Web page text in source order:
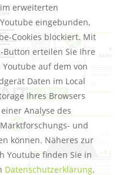
erweiterten
eingebunden,
Cookies blockiert. Mit
Button erteilen Sie Ihre
auf dem von
Daten im Local
Ihres Browsers
Analyse des
und
können. Näheres zur
Youtube finden Sie in
Datenschutzerklärung.